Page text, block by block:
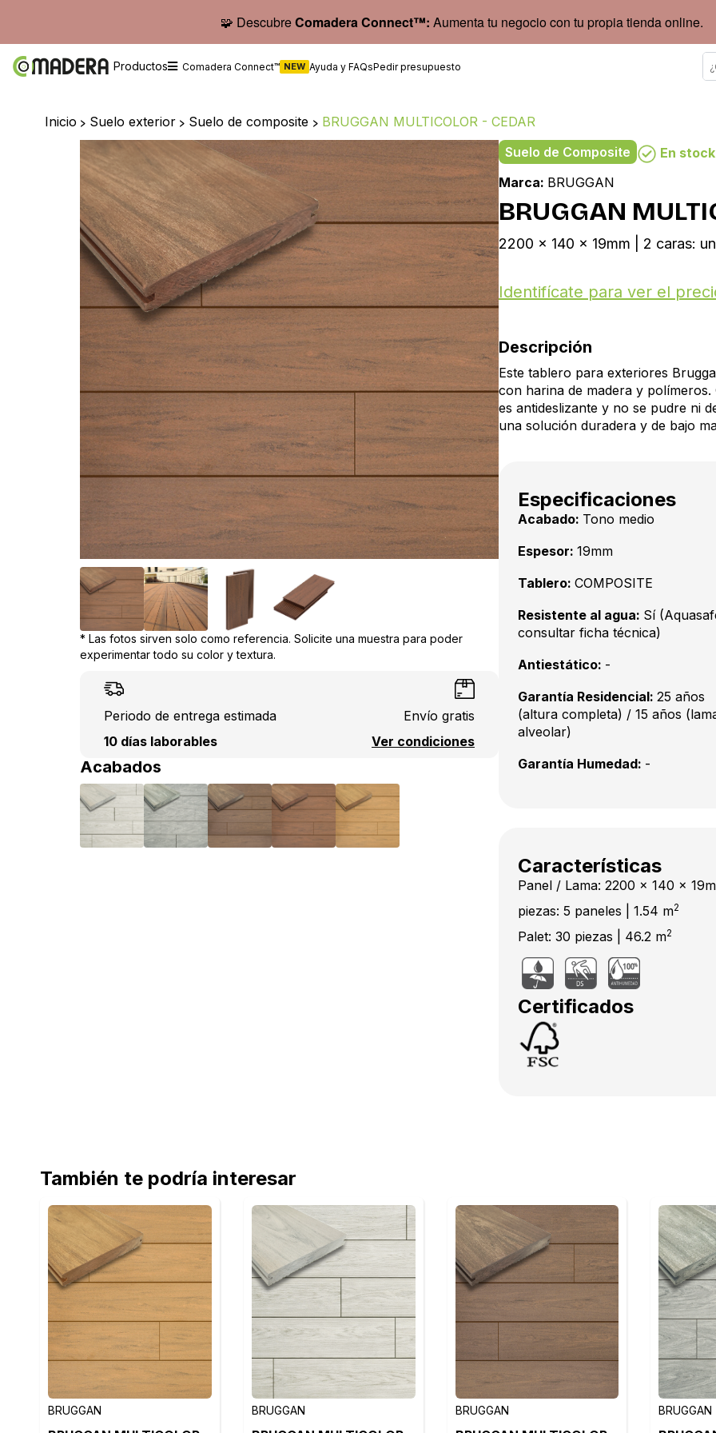
🧩 DescubreComadera Connect™: Aumenta tu negocio con tu propia tienda online.
Productos Comadera Connect™ NEW Ayuda y FAQsPedir presupuesto
Inicio > Suelo exterior > Suelo de composite > BRUGGAN MULTICOLOR - CEDAR
* Las fotos sirven solo como referencia. Solicite una muestra para poder
experimentar todo su color y textura.
Periodo de entrega estimada
10 días laborables
Envío gratis
Ver condiciones
Acabados
Suelo de Composite
En stock
Marca: BRUGGAN
BRUGGAN
2200 x 140 x 19mm | 2 caras:
Identifícate para ver el
Descripción
Este tablero para exteriores
con harina de madera y
es antideslizante y no se pudre ni
una solución duradera y de bajo
Especificaciones
Acabado: Tono medio
Espesor: 19mm
Tablero: COMPOSITE
Resistente al agua: Sí
consultar ficha técnica)
Antiestático: -
Garantía Residencial: 25 años
(altura completa) / 15 años
alveolar)
Garantía Humedad: -
Características
Panel / Lama: 2200 x 140 x
piezas: 5 paneles | 1.54 m2
Palet: 30 piezas | 46.2 m2
Certificados
También te podría interesar
BRUGGAN BRUGGAN BRUGGAN BRUGGAN